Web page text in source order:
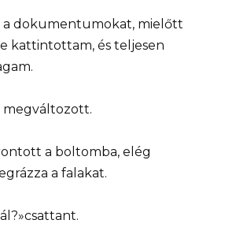
a dokumentumokat, mielőtt
kattintottam, és teljesen
a boltomba, elég
a falakat.